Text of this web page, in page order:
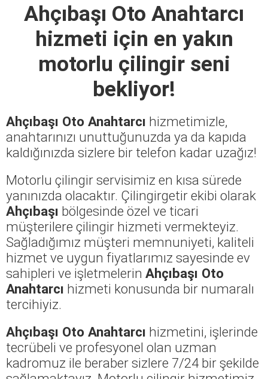
Ahçıbaşı Oto Anahtarcı
hizmeti için en yakın
motorlu çilingir seni
bekliyor!
Ahçıbaşı Oto Anahtarcı hizmetimizle,
anahtarınızı unuttuğunuzda ya da kapıda
kaldığınızda sizlere bir telefon kadar uzağız!
Motorlu çilingir servisimiz en kısa sürede
yanınızda olacaktır. Çilingirgetir ekibi olarak
Ahçıbaşı bölgesinde özel ve ticari
müşterilere çilingir hizmeti vermekteyiz.
Sağladığımız müşteri memnuniyeti, kaliteli
hizmet ve uygun fiyatlarımız sayesinde ev
sahipleri ve işletmelerin Ahçıbaşı Oto
Anahtarcı hizmeti konusunda bir numaralı
tercihiyiz.
Ahçıbaşı Oto Anahtarcı hizmetini, işlerinde
tecrübeli ve profesyonel olan uzman
kadromuz ile beraber sizlere 7/24 bir şekilde